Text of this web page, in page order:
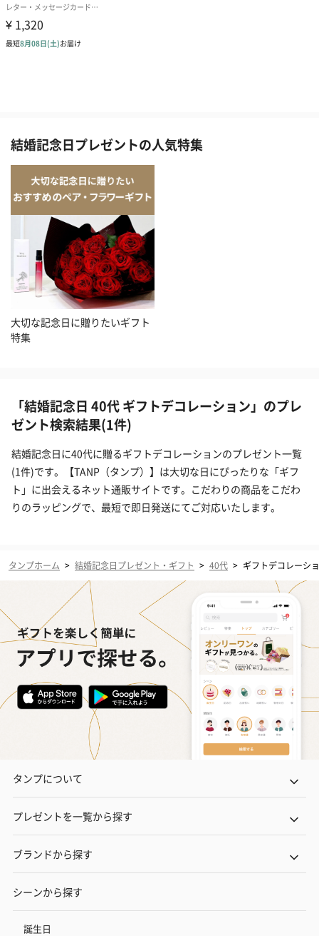
結婚記念日プレゼントの人気特集
大切な記念日に贈りたいギフト
特集
「結婚記念日 40代 ギフトデコレーション」のプレ
ゼント検索結果(1件)
結婚記念日に40代に贈るギフトデコレーションのプレゼント一覧
(1件)です。【TANP（タンプ）】は大切な日にぴったりな「ギフ
ト」に出会えるネット通販サイトです。こだわりの商品をこだわ
りのラッピングで、最短で即日発送にてご対応いたします。
タンプホーム > 結婚記念日プレゼント・ギフト > 40代 > ギフトデコレーシ
タンプについて
プレゼントを一覧から探す
ブランドから探す
シーンから探す
誕生日